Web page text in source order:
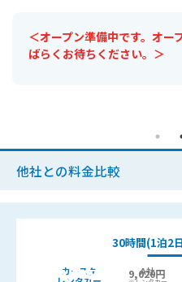
＜オープン準備中です。オー
ばらくお待ちください。＞
他社との料金比較
30時間(1泊2
最大9,440円お得!
6,400円 9,020円
カースタ
A社